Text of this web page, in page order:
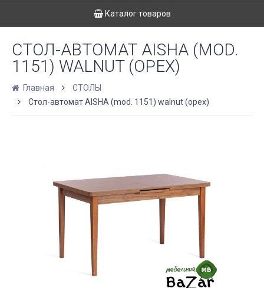
Каталог товаров
СТОЛ-АВТОМАТ AISHA (MOD.
1151) WALNUT (ОРЕХ)
Главная
СТОЛЫ
Стол-автомат AISHA (mod. 1151) walnut (орех)